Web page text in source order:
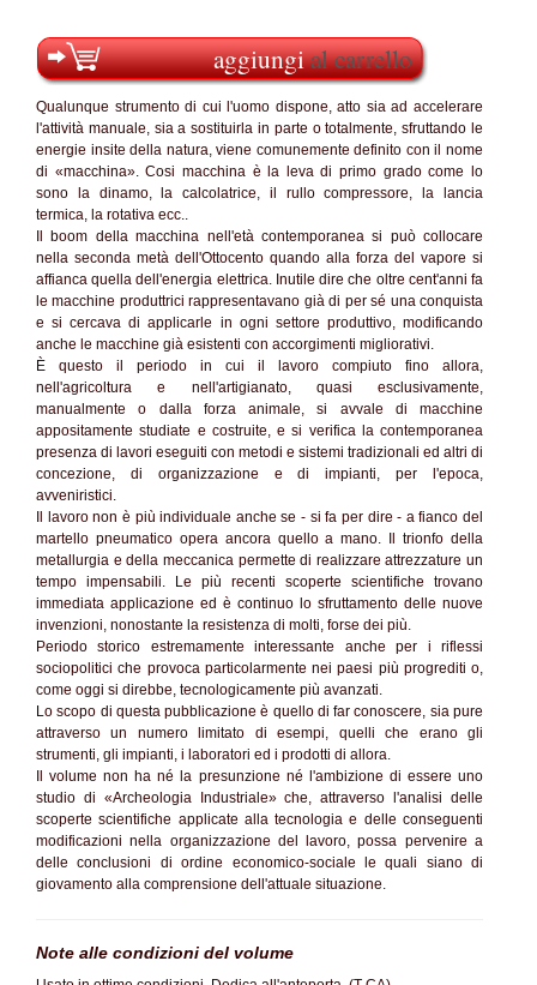
aggiungial carrello
Qualunque strumento di cui l'uomo dispone, atto sia ad accelerare
l'attività manuale, sia a sostituirla in parte o totalmente, sfruttando le
energie insite della natura, viene comunemente definito con il nome
di «macchina». Cosi macchina è la leva di primo grado come lo
sono la dinamo, la calcolatrice, il rullo compressore, la lancia
termica, la rotativa ecc..
Il boom della macchina nell'età contemporanea si può collocare
nella seconda metà dell'Ottocento quando alla forza del vapore si
affianca quella dell'energia elettrica. Inutile dire che oltre cent'anni fa
le macchine produttrici rappresentavano già di per sé una conquista
e si cercava di applicarle in ogni settore produttivo, modificando
anche le macchine già esistenti con accorgimenti migliorativi.
È questo il periodo in cui il lavoro compiuto fino allora,
nell'agricoltura e nell'artigianato, quasi esclusivamente,
manualmente o dalla forza animale, si avvale di macchine
appositamente studiate e costruite, e si verifica la contemporanea
presenza di lavori eseguiti con metodi e sistemi tradizionali ed altri di
concezione, di organizzazione e di impianti, per l'epoca,
avveniristici.
Il lavoro non è più individuale anche se - si fa per dire - a fianco del
martello pneumatico opera ancora quello a mano. Il trionfo della
metallurgia e della meccanica permette di realizzare attrezzature un
tempo impensabili. Le più recenti scoperte scientifiche trovano
immediata applicazione ed è continuo lo sfruttamento delle nuove
invenzioni, nonostante la resistenza di molti, forse dei più.
Periodo storico estremamente interessante anche per i riflessi
sociopolitici che provoca particolarmente nei paesi più progrediti o,
come oggi si direbbe, tecnologicamente più avanzati.
Lo scopo di questa pubblicazione è quello di far conoscere, sia pure
attraverso un numero limitato di esempi, quelli che erano gli
strumenti, gli impianti, i laboratori ed i prodotti di allora.
Il volume non ha né la presunzione né l'ambizione di essere uno
studio di «Archeologia Industriale» che, attraverso l'analisi delle
scoperte scientifiche applicate alla tecnologia e delle conseguenti
modificazioni nella organizzazione del lavoro, possa pervenire a
delle conclusioni di ordine economico-sociale le quali siano di
giovamento alla comprensione dell'attuale situazione.
Note alle condizioni del volume